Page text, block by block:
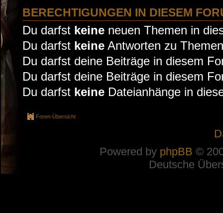
BERECHTIGUNGEN IN DIESEM
Du darfst keine neuen Themen in
Du darfst keine Antworten zu
Du darfst deine Beiträge in diesem
Du darfst deine Beiträge in diesem
Du darfst keine Dateianhänge in
Foren-Übersicht
Powered by phpBB ©
Deutsche